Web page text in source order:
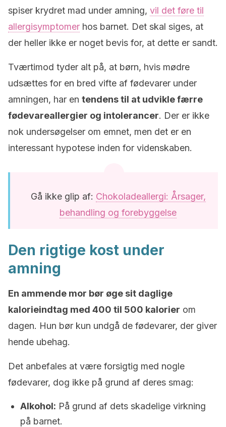
spiser krydret mad under amning, vil det føre til
allergisymptomer hos barnet. Det skal siges, at
der heller ikke er noget bevis for, at dette er sandt.
Tværtimod tyder alt på, at børn, hvis mødre
udsættes for en bred vifte af fødevarer under
amningen, har en tendens til at udvikle færre
fødevareallergier og intolerancer. Der er ikke
nok undersøgelser om emnet, men det er en
interessant hypotese inden for videnskaben.
Gå ikke glip af: Chokoladeallergi: Årsager,
behandling og forebyggelse
Den rigtige kost under
amning
En ammende mor bør øge sit daglige
kalorieindtag med 400 til 500 kalorier om
dagen. Hun bør kun undgå de fødevarer, der giver
hende ubehag.
Det anbefales at være forsigtig med nogle
fødevarer, dog ikke på grund af deres smag:
Alkohol: På grund af dets skadelige virkning
på barnet.